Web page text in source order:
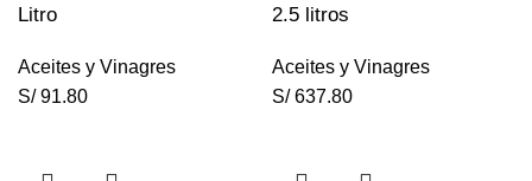
Litro
Aceites y Vinagres
S/91.80
2.5 litros
Aceites y Vinagres
S/637.80